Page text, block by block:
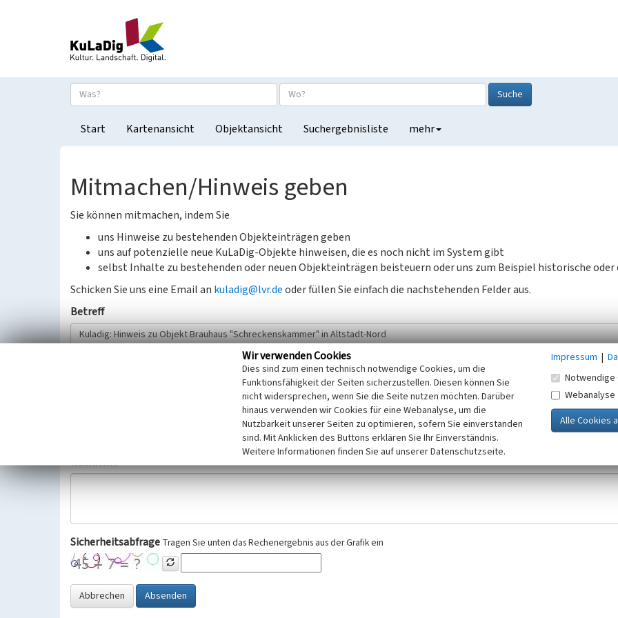
Suche
Start Kartenansicht Objektansicht Suchergebnisliste mehr
Mitmachen/Hinweis geben
Sie können mitmachen, indem Sie
uns Hinweise zu bestehenden Objekteinträgen geben
uns auf potenzielle neue KuLaDig-Objekte hinweisen, die es noch nicht im System gibt
selbst Inhalte zu bestehenden oder neuen Objekteinträgen beisteuern oder uns zum Beispiel historische oder
Schicken Sie uns eine Email an kuladig@lvr.deoder füllen Sie einfach die nachstehenden Felder aus.
Betreff
Wir bitten Sie um freiwillige Angabe Ihres Namens und Ihrer E-Mail-Adresse. Ihre Angaben werden ausschließlich im Rahmen der KuLaDig-
Selbstverständlich werden diese entsprechend der Vorschriften des Telemediengesetzes, des Datenschutzgesetzes NRW und der seit
Datenschutzgrundverordnung (EU-DSGVO) vertraulich behandelt, beachten Sie bitte unsere Hinweise zumDatenschutz
Nachricht
Sicherheitsabfrage Tragen Sie unten das Rechenergebnis aus der Grafik ein
Abbrechen Absenden
Wir verwenden Cookies
Dies sind zum einen technisch notwendige Cookies, um die
Funktionsfähigkeit der Seiten sicherzustellen. Diesen können Sie
nicht widersprechen, wenn Sie die Seite nutzen möchten. Darüber
hinaus verwenden wir Cookies für eine Webanalyse, um die
Nutzbarkeit unserer Seiten zu optimieren, sofern Sie einverstanden
sind. Mit Anklicken des Buttons erklären Sie Ihr Einverständnis.
Weitere Informationen finden Sie auf unserer Datenschutzseite.
Impressum |
Notwendige
Webanalyse